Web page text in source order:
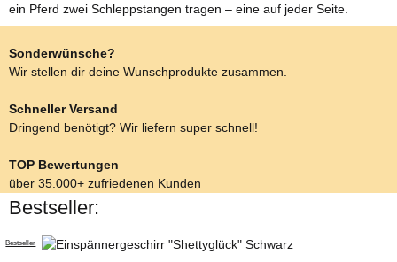
ein Pferd zwei Schleppstangen tragen – eine auf jeder Seite.
Sonderwünsche?
Wir stellen dir deine Wunschprodukte zusammen.
Schneller Versand
Dringend benötigt? Wir liefern super schnell!
TOP Bewertungen
über 35.000+ zufriedenen Kunden
Bestseller:
Bestseller